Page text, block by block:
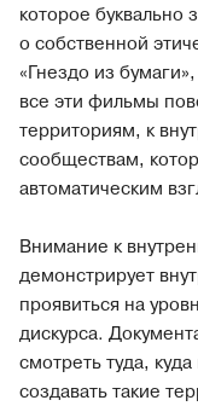
которое буквально
о собственной
«Гнездо из
все эти фильмы
территориям, к
сообществам,
автоматическим
Внимание к
демонстрирует
проявиться на
дискурса.
смотреть туда,
создавать такие